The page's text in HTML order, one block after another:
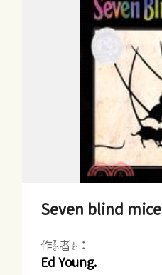
Seven blind mice
作者：
Ed Young.